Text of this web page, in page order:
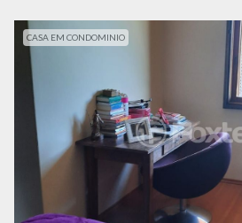
CASA EM CONDOMINIO